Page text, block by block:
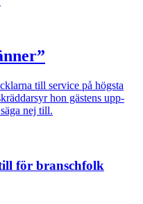
till service på högsta
hon gästens upp­
nej till.
för branschfolk